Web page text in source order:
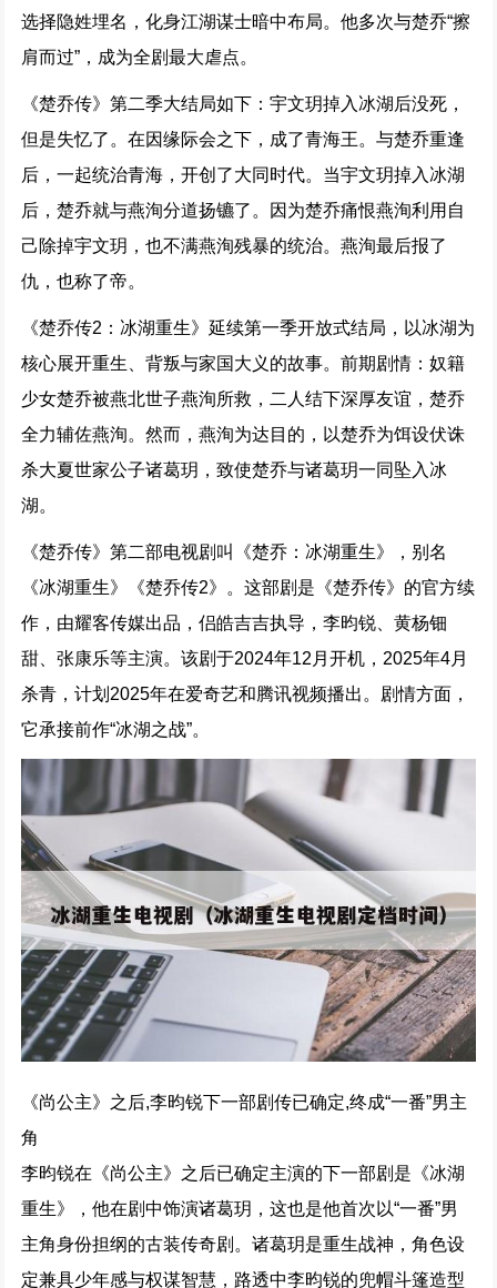
选择隐姓埋名，化身江湖谋士暗中布局。他多次与楚乔“擦
肩而过”，成为全剧最大虐点。
《楚乔传》第二季大结局如下：宇文玥掉入冰湖后没死，
但是失忆了。在因缘际会之下，成了青海王。与楚乔重逢
后，一起统治青海，开创了大同时代。当宇文玥掉入冰湖
后，楚乔就与燕洵分道扬镳了。因为楚乔痛恨燕洵利用自
己除掉宇文玥，也不满燕洵残暴的统治。燕洵最后报了
仇，也称了帝。
《楚乔传2：冰湖重生》延续第一季开放式结局，以冰湖为
核心展开重生、背叛与家国大义的故事。前期剧情：奴籍
少女楚乔被燕北世子燕洵所救，二人结下深厚友谊，楚乔
全力辅佐燕洵。然而，燕洵为达目的，以楚乔为饵设伏诛
杀大夏世家公子诸葛玥，致使楚乔与诸葛玥一同坠入冰
湖。
《楚乔传》第二部电视剧叫《楚乔：冰湖重生》，别名
《冰湖重生》《楚乔传2》。这部剧是《楚乔传》的官方续
作，由耀客传媒出品，侣皓吉吉执导，李昀锐、黄杨钿
甜、张康乐等主演。该剧于2024年12月开机，2025年4月
杀青，计划2025年在爱奇艺和腾讯视频播出。剧情方面，
它承接前作“冰湖之战”。
《尚公主》之后,李昀锐下一部剧传已确定,终成“一番”男主
角
李昀锐在《尚公主》之后已确定主演的下一部剧是《冰湖
重生》，他在剧中饰演诸葛玥，这也是他首次以“一番”男
主角身份担纲的古装传奇剧。诸葛玥是重生战神，角色设
定兼具少年感与权谋智慧，路透中李昀锐的兜帽斗篷造型